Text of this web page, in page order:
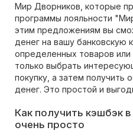
Мир Дворников, которые
программы лояльности
этим предложениям вы
денег на вашу банковскую
определенных товаров или
только выбрать
покупку, а затем получить
денег. Это простой и
Как получить кэшбэк
очень просто